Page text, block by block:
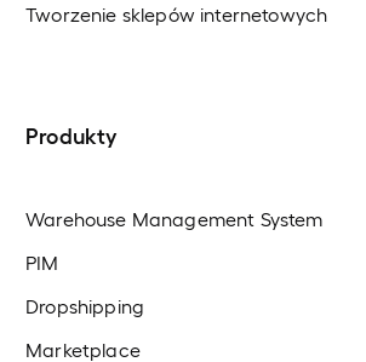
Tworzenie sklepów internetowych
Produkty
Warehouse Management System
PIM
Dropshipping
Marketplace